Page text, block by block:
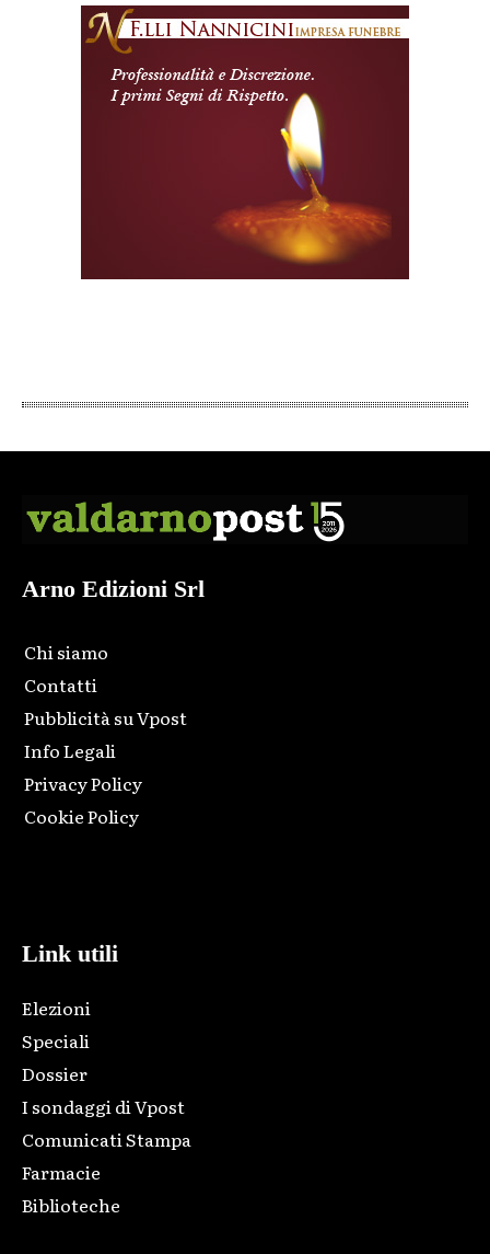
Arno Edizioni Srl
Chi siamo
Contatti
Pubblicità su Vpost
Info Legali
Privacy Policy
Cookie Policy
Link utili
Elezioni
Speciali
Dossier
I sondaggi di Vpost
Comunicati Stampa
Farmacie
Biblioteche